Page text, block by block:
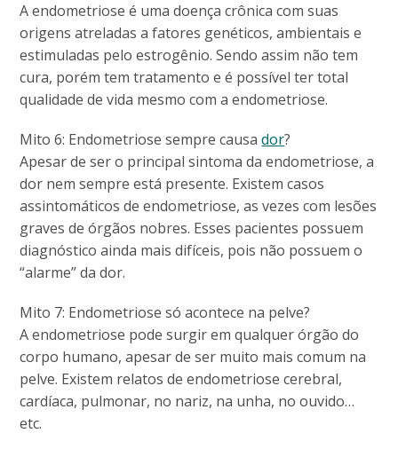
A endometriose é uma doença crônica com suas
origens atreladas a fatores genéticos, ambientais e
estimuladas pelo estrogênio. Sendo assim não tem
cura, porém tem tratamento e é possível ter total
qualidade de vida mesmo com a endometriose.
Mito 6: Endometriose sempre causador?
Apesar de ser o principal sintoma da endometriose, a
dor nem sempre está presente. Existem casos
assintomáticos de endometriose, as vezes com lesões
graves de órgãos nobres. Esses pacientes possuem
diagnóstico ainda mais difíceis, pois não possuem o
“alarme” da dor.
Mito 7: Endometriose só acontece na pelve?
A endometriose pode surgir em qualquer órgão do
corpo humano, apesar de ser muito mais comum na
pelve. Existem relatos de endometriose cerebral,
cardíaca, pulmonar, no nariz, na unha, no ouvido…
etc.